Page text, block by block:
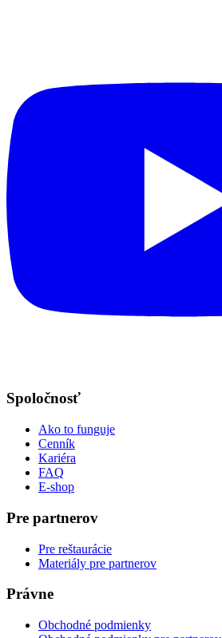
Spoločnosť
Ako to funguje
Cenník
Kariéra
FAQ
E-shop
Pre partnerov
Pre reštaurácie
Materiály pre partnerov
Právne
Obchodné podmienky